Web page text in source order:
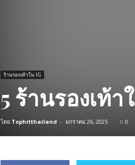
ร้านรองเท้าใน IG
5 ร้านรองเท้
โดย Tophitthailand - มกราคม 26, 2025 0